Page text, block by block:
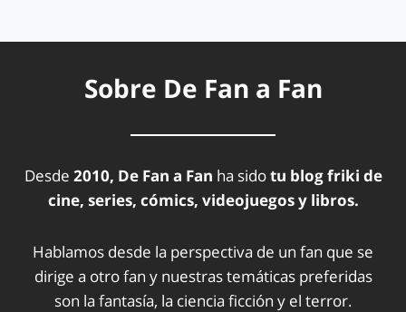
Sobre De Fan a Fan
Desde 2010, De Fan a Fan ha sidotu blog friki de
cine, series, cómics, videojuegos y libros.
Hablamos desde la perspectiva de un fan que se
dirige a otro fan y nuestras temáticas preferidas
son la fantasía, la ciencia ficción y el terror.